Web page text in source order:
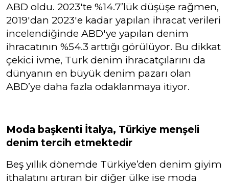
ABD oldu. 2023'te %14.7’lük düşüşe rağmen,
2019'dan 2023'e kadar yapılan ihracat verileri
incelendiğinde ABD'ye yapılan denim
ihracatının %54.3 arttığı görülüyor. Bu dikkat
çekici ivme, Türk denim ihracatçılarını da
dünyanın en büyük denim pazarı olan
ABD’ye daha fazla odaklanmaya itiyor.
Moda başkenti İtalya, Türkiye menşeli
denim tercih etmektedir
Beş yıllık dönemde Türkiye’den denim giyim
ithalatını artıran bir diğer ülke ise moda